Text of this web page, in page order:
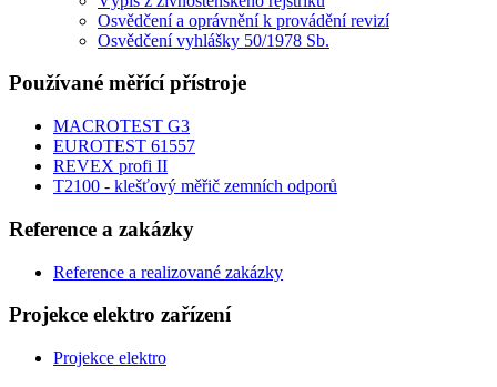
Osvědčení a oprávnění k provádění revizí
Osvědčení vyhlášky 50/1978 Sb.
Používané měřící přístroje
MACROTEST G3
EUROTEST 61557
REVEX profi II
T2100 - klešťový měřič zemních odporů
Reference a zakázky
Reference a realizované zakázky
Projekce elektro zařízení
Projekce elektro